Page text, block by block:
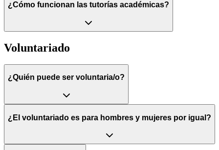
¿Cómo funcionan las tutorías académicas?
Voluntariado
¿Quién puede ser voluntaria/o?
¿El voluntariado es para hombres y mujeres por igual?